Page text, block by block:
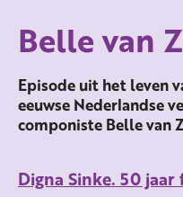
Belle van
Episode uit het leven
eeuwse Nederlandse
componiste Belle van
Digna Sinke. 50